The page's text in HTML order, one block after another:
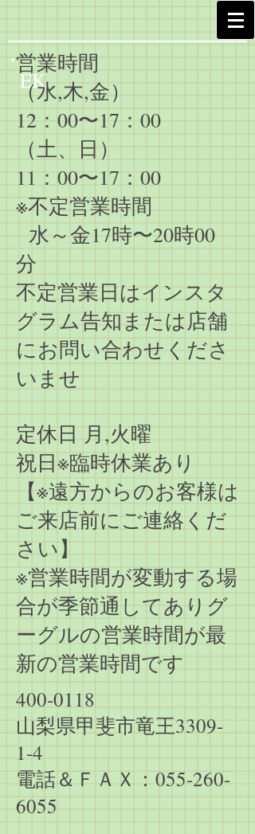
EK
営業時間
（水,木,金）
12：00〜17：00
（土、日）
11：00〜17：00
※不定営業時間
水～金17時〜20時00
分
不定営業日はインスタ
グラム告知または店舗
にお問い合わせくださ
いませ
定休日 月,火曜
祝日※臨時休業あり
【※遠方からのお客様は
ご来店前にご連絡くだ
さい】
​※営業時間が変動する場
合が季節通してありグ
ーグルの営業時間が最
新の営業時間です
400-0118
山梨県甲斐市竜王3309-
1-4
電話＆ＦＡＸ：055-260-
6055